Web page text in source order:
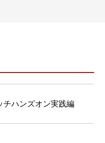
チハンズオン実践編